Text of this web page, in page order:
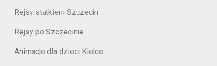
Rejsy statkiem Szczecin
Rejsy po Szczecinie
Animacje dla dzieci Kielce